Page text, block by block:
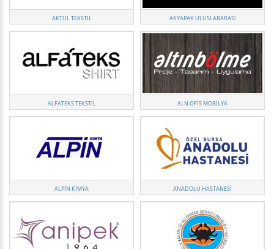
AKTÜL TEKSTIL AKYAPAK ULUSLARARASI
ALFATEKS TEKSTIL ALN OFIS MOBILYA
ALPİN KİMYA ANADOLU HASTANESI